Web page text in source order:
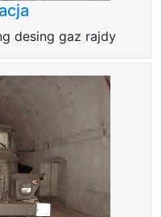
desing gaz rajdy